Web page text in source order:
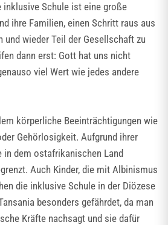
inklusive Schule ist eine große
ihre Familien, einen Schritt raus aus
und wieder Teil der Gesellschaft zu
dann erst: Gott hat uns nicht
viel Wert wie jedes andere
körperliche Beeinträchtigungen wie
Gehörlosigkeit. Aufgrund ihrer
in dem ostafrikanischen Land
Auch Kinder, die mit Albinismus
die inklusive Schule in der Diözese
besonders gefährdet, da man
Kräfte nachsagt und sie dafür